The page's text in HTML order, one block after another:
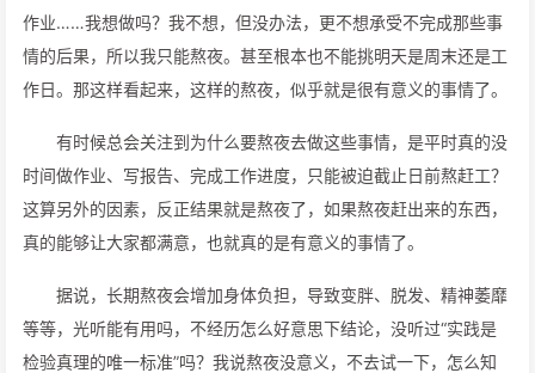
作业……我想做吗？我不想，但没办法，更不想承受不完成那些事
情的后果，所以我只能熬夜。甚至根本也不能挑明天是周末还是工
作日。那这样看起来，这样的熬夜，似乎就是很有意义的事情了。
有时候总会关注到为什么要熬夜去做这些事情，是平时真的没
时间做作业、写报告、完成工作进度，只能被迫截止日前熬赶工？
这算另外的因素，反正结果就是熬夜了，如果熬夜赶出来的东西，
真的能够让大家都满意，也就真的是有意义的事情了。
据说，长期熬夜会增加身体负担，导致变胖、脱发、精神萎靡
等等，光听能有用吗，不经历怎么好意思下结论，没听过“实践是
检验真理的唯一标准”吗？我说熬夜没意义，不去试一下，怎么知